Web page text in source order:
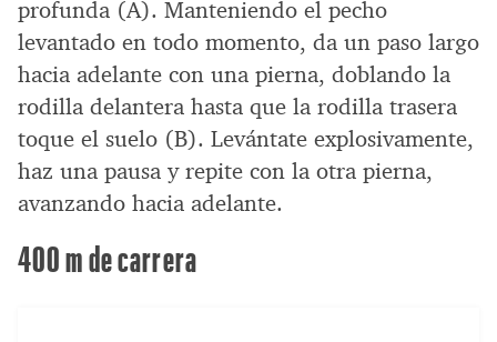
profunda (A). Manteniendo el pecho
levantado en todo momento, da un paso largo
hacia adelante con una pierna, doblando la
rodilla delantera hasta que la rodilla trasera
toque el suelo (B). Levántate explosivamente,
haz una pausa y repite con la otra pierna,
avanzando hacia adelante.
400 m de carrera